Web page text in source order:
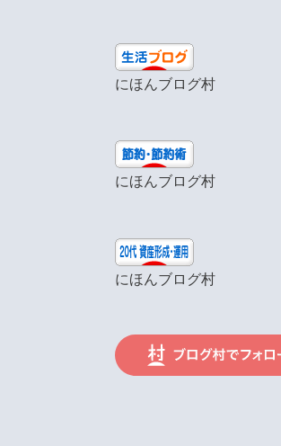
にほんブログ村
にほんブログ村
にほんブログ村